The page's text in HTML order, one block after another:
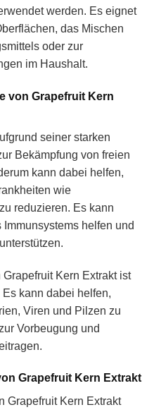
werden. Es eignet
das Mischen
oder zur
im Haushalt.
von Grapefruit Kern
seiner starken
Bekämpfung von freien
kann dabei helfen,
wie
reduzieren. Es kann
helfen und
Kern Extrakt ist
kann dabei helfen,
Viren und Pilzen zu
Vorbeugung und
Grapefruit Kern Extrakt
Grapefruit Kern Extrakt